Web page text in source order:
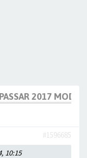
2017
#1596685
10:15